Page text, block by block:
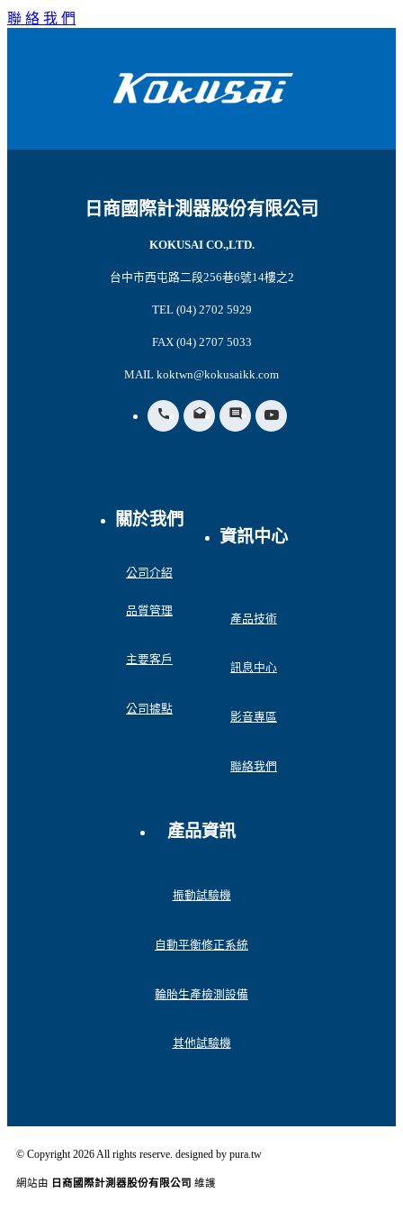
聯 絡 我 們
日商國際計測器股份有限公司
KOKUSAI CO.,LTD.
台中市西屯路二段256巷6號14樓之2
TEL (04) 2702 5929
FAX (04) 2707 5033
MAIL koktwn@kokusaikk.com
call drafts insert_comment
關於我們
公司介紹
品質管理
主要客戶
公司據點
資訊中心
產品技術
訊息中心
影音專區
聯絡我們
產品資訊
振動試驗機
自動平衡修正系統
輪胎生產檢測設備
其他試驗機
© Copyright 2026 All rights reserve. designed by pura.tw
網站由 日商國際計測器股份有限公司 維護